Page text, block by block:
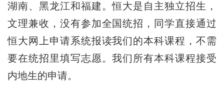
湖南、黑龙江和福建。恒大是自主独立招生，
文理兼收，没有参加全国统招，同学直接通过
恒大网上申请系统报读我们的本科课程，不需
要在统招里填写志愿。我们所有本科课程接受
内地生的申请。